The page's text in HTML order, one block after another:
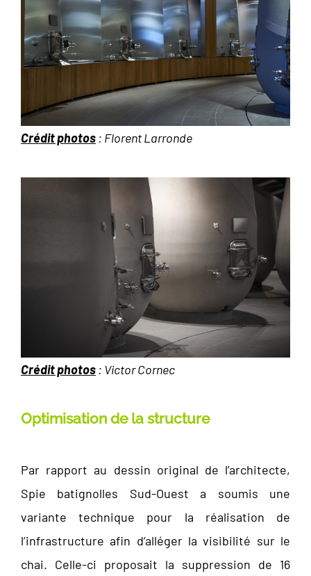
Crédit photos: Florent Larronde
Crédit photos: Victor Cornec
Optimisation de la structure
Par rapport au dessin original de l’architecte,
Spie batignolles Sud-Ouest a soumis une
variante technique pour la réalisation de
l’infrastructure afin d’alléger la visibilité sur le
chai. Celle-ci proposait la suppression de 16